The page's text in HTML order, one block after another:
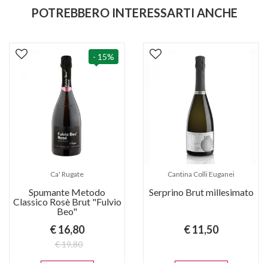
POTREBBERO INTERESSARTI ANCHE
- 15%
Ca' Rugate
Spumante Metodo
Classico Rosè Brut "Fulvio
Beo"
€ 16,80
€ 19,80
Cantina Colli Euganei
Serprino Brut millesimato
€ 11,50